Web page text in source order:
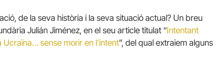
de la seva història i la seva situació actual? Un breu
Julián Jiménez, en el seu article titulat “Intentant
sense morir en l’intent”, del qual extraiem alguns